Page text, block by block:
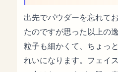
出先でパウダーを忘れて
たのですが思った以上の
粒子も細かくて、ちょっ
れいになります。フェイ